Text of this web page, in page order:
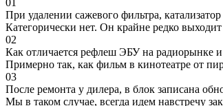
При удалении сажевого фильтра,
Категорически нет. Он крайне редко выходит
02
Как отличается рефлеш ЭБУ на радиорынке
Примерно так, как фильм в кинотеатре от
03
После ремонта у дилера, в блок записана
Мы в таком случае, всегда идем навстречу